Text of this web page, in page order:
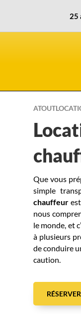
25
Que vous
simple
chauffeur
nous
le monde, et
à plusieurs
de conduire
caution.
RÉSERVER